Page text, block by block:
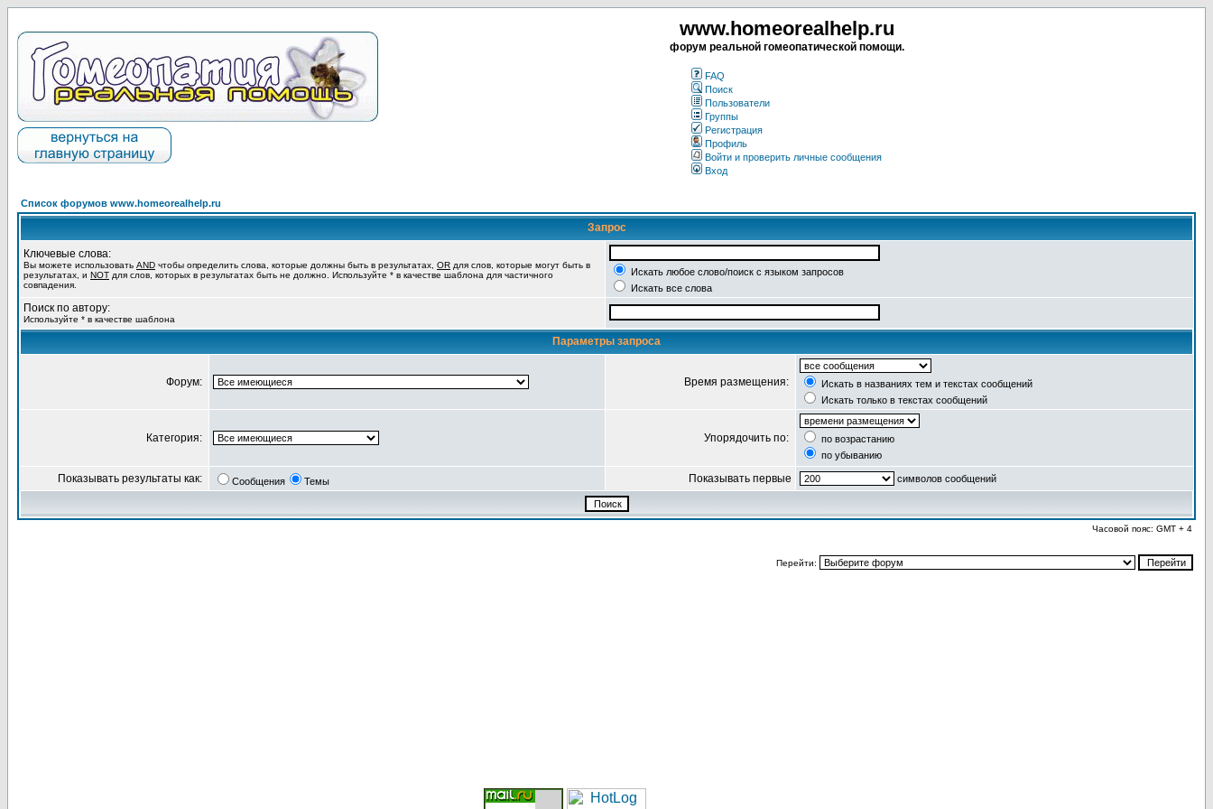
www.homeorealhelp.ru
форум реальной гомеопатической помощи.
FAQ
Поиск
Пользователи
Группы
Регистрация
Профиль
Войти и проверить личные сообщения
Вход
Список форумов www.homeorealhelp.ru
Запрос
Ключевые слова:
Вы можете использовать AND чтобы определить слова, которые должны быть в результатах, OR для слов, которые могут быть в
результатах, и NOT для слов, которых в результатах быть не должно. Используйте * в качестве шаблона для частичного
совпадения.
Искать любое слово/поиск с языком запросов
Искать все слова
Поиск по автору:
Используйте * в качестве шаблона
Параметры запроса
Форум: Время размещения:
Искать в названиях тем и текстах сообщений
Искать только в текстах сообщений
Категория: Упорядочить по:
по возрастанию
по убыванию
Показывать результаты как: Сообщения Темы Показывать первые символов сообщений
Часовой пояс: GMT + 4
Перейти: